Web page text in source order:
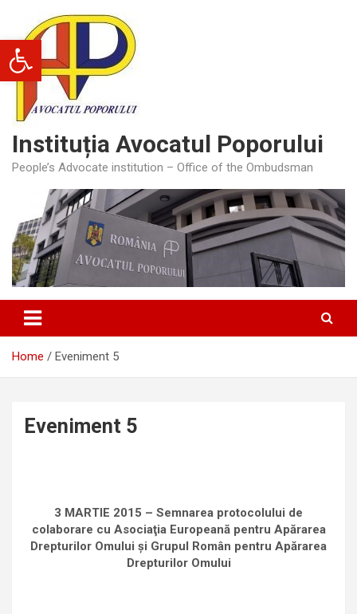
Deschide bara de unelte
content
Instituția Avocatul Poporului
People’s Advocate institution – Office of the Ombudsman
Home Eveniment 5
Eveniment 5
3 MARTIE 2015 – Semnarea protocolului de
colaborare cu Asociaţia Europeană pentru Apărarea
Drepturilor Omului şi Grupul Român pentru Apărarea
Drepturilor Omului